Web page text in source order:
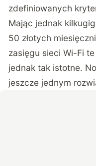
zdefiniowanych
Mając jednak
50 złotych
zasięgu sieci Wi-Fi
jednak tak istotne.
jeszcze jednym